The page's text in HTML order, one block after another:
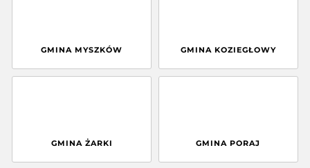
GMINA MYSZKÓW GMINA KOZIEGŁOWY
GMINA ŻARKI GMINA PORAJ